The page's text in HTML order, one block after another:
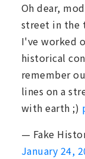
Oh dear,
street in the
I've worked
historical
remember
lines on a
with earth ;)
— Fake
January 24,